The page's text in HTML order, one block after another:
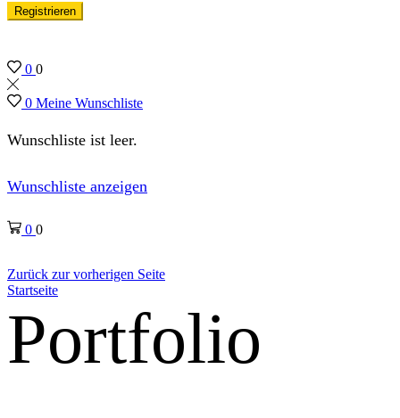
Registrieren
0 0
0 Meine Wunschliste
Wunschliste ist leer.
Wunschliste anzeigen
0 0
Zurück zur vorherigen Seite
Startseite
Portfolio